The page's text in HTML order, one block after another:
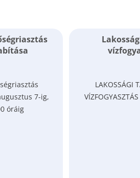
7-ig,
óráig
LAKOSSÁGI